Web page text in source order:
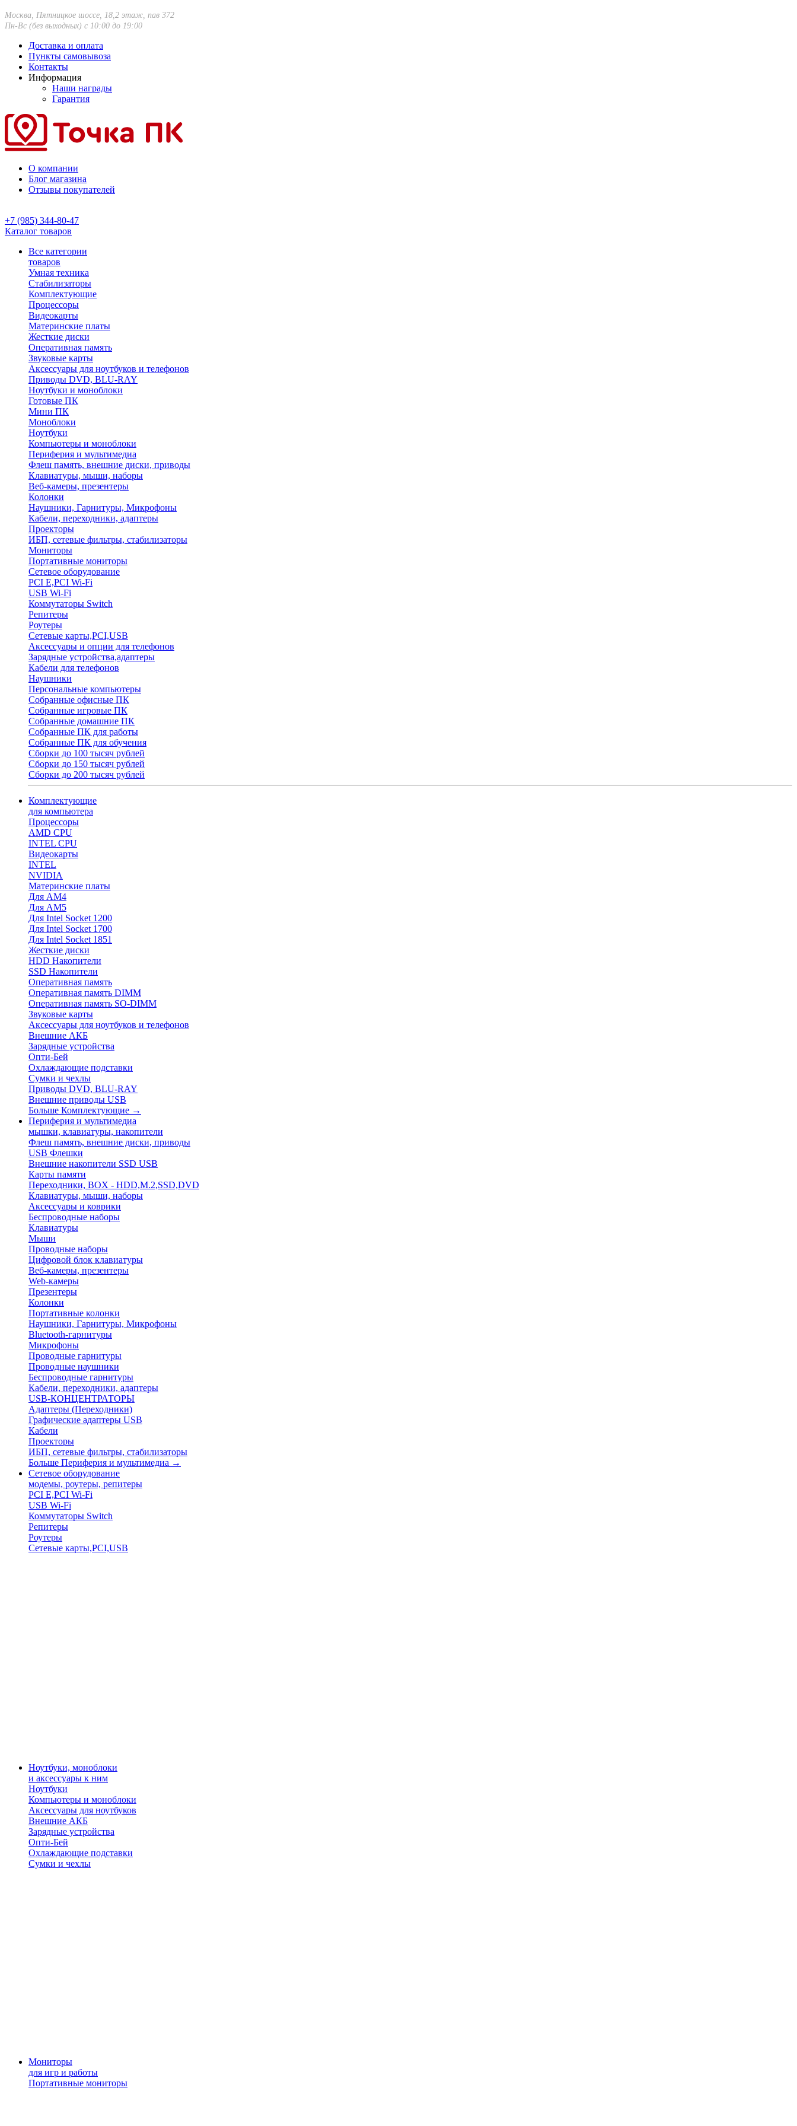
Москва, Пятницкое шоссе, 18,2 этаж, пав 372
Пн-Вс (без выходных) с 10:00 до 19:00
Доставка и оплата
Пункты самовывоза
Контакты
Информация
Наши награды
Гарантия
О компании
Блог магазина
Отзывы покупателей
+7 (985) 344-80-47
Каталог товаров
Все категории
товаров
Умная техника
Стабилизаторы
Комплектующие
Процессоры
Видеокарты
Материнские платы
Жесткие диски
Оперативная память
Звуковые карты
Аксессуары для ноутбуков и телефонов
Приводы DVD, BLU-RAY
Ноутбуки и моноблоки
Готовые ПК
Мини ПК
Моноблоки
Ноутбуки
Компьютеры и моноблоки
Периферия и мультимедиа
Флеш память, внешние диски, приводы
Клавиатуры, мыши, наборы
Веб-камеры, презентеры
Колонки
Наушники, Гарнитуры, Микрофоны
Кабели, переходники, адаптеры
Проекторы
ИБП, сетевые фильтры, стабилизаторы
Мониторы
Портативные мониторы
Сетевое оборудование
PCI E,PCI Wi-Fi
USB Wi-Fi
Коммутаторы Switch
Репитеры
Роутеры
Сетевые карты,PCI,USB
Аксессуары и опции для телефонов
Зарядные устройства,адаптеры
Кабели для телефонов
Наушники
Персональные компьютеры
Собранные офисные ПК
Собранные игровые ПК
Собранные домашние ПК
Собранные ПК для работы
Собранные ПК для обучения
Сборки до 100 тысяч рублей
Сборки до 150 тысяч рублей
Сборки до 200 тысяч рублей
Комплектующие
для компьютера
Процессоры
AMD CPU
INTEL CPU
Видеокарты
INTEL
NVIDIA
Материнские платы
Для AM4
Для AM5
Для Intel Socket 1200
Для Intel Socket 1700
Для Intel Socket 1851
Жесткие диски
HDD Накопители
SSD Накопители
Оперативная память
Оперативная память DIMM
Оперативная память SO-DIMM
Звуковые карты
Аксессуары для ноутбуков и телефонов
Внешние АКБ
Зарядные устройства
Опти-Бей
Охлаждающие подставки
Сумки и чехлы
Приводы DVD, BLU-RAY
Внешние приводы USB
Больше Комплектующие →
Периферия и мультимедиа
мышки, клавиатуры, накопители
Флеш память, внешние диски, приводы
USB Флешки
Внешние накопители SSD USB
Карты памяти
Переходники, BOX - HDD,M.2,SSD,DVD
Клавиатуры, мыши, наборы
Аксессуары и коврики
Беспроводные наборы
Клавиатуры
Мыши
Проводные наборы
Цифровой блок клавиатуры
Веб-камеры, презентеры
Web-камеры
Презентеры
Колонки
Портативные колонки
Наушники, Гарнитуры, Микрофоны
Bluetooth-гарнитуры
Микрофоны
Проводные гарнитуры
Проводные наушники
Беспроводные гарнитуры
Кабели, переходники, адаптеры
USB-КОНЦЕНТРАТОРЫ
Адаптеры (Переходники)
Графические адаптеры USB
Кабели
Проекторы
ИБП, сетевые фильтры, стабилизаторы
Больше Периферия и мультимедиа →
Сетевое оборудование
модемы, роутеры, репитеры
PCI E,PCI Wi-Fi
USB Wi-Fi
Коммутаторы Switch
Репитеры
Роутеры
Сетевые карты,PCI,USB
Ноутбуки, моноблоки
и аксессуары к ним
Ноутбуки
Компьютеры и моноблоки
Аксессуары для ноутбуков
Внешние АКБ
Зарядные устройства
Опти-Бей
Охлаждающие подставки
Сумки и чехлы
Мониторы
для игр и работы
Портативные мониторы